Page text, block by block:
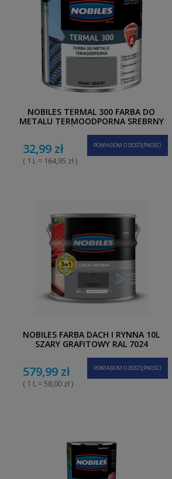
NOBILES TERMAL 300 FARBA DO
METALU TERMOODPORNA SREBRNY
32,99 zł
( 1 L = 164,95 zł )
POWIADOM O DOSTĘPNOŚCI
NOBILES FARBA DACH I RYNNA 10L
SZARY GRAFITOWY RAL 7024
579,99 zł
( 1 L = 58,00 zł )
POWIADOM O DOSTĘPNOŚCI